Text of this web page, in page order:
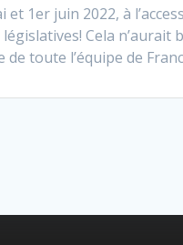
1er juin 2022, à
Cela
toute l’équipe de